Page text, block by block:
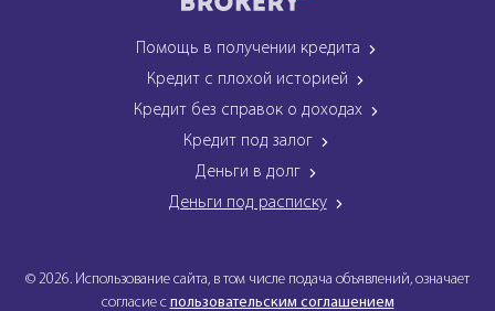
Помощь в получении кредита
Кредит с плохой историей
Кредит без справок о доходах
Кредит под залог
Деньги в долг
Деньги под расписку
© 2026. Использование сайта, в том числе подача объявлений, означает
согласие с пользовательским соглашением